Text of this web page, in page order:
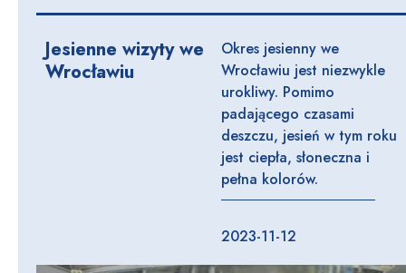
Jesienne wizyty we
Wrocławiu
Okres jesienny we
Wrocławiu jest niezwykle
urokliwy. Pomimo
padającego czasami
deszczu, jesień w tym roku
jest ciepła, słoneczna i
pełna kolorów.
2023-11-12